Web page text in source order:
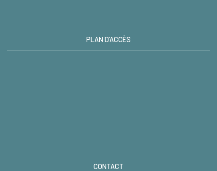
PLAN D’ACCÈS
CONTACT